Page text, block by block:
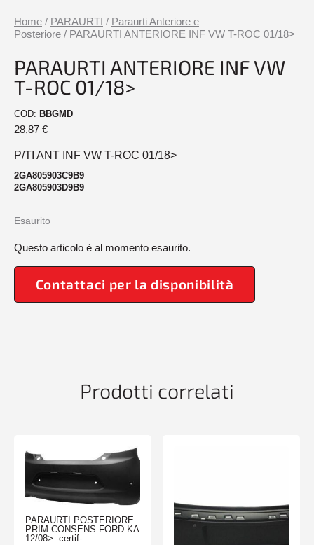
Home / PARAURTI / Paraurti Anteriore e
Posteriore / PARAURTI ANTERIORE INF VW T-ROC 01/18>
PARAURTI ANTERIORE INF VW
T-ROC 01/18>
COD: BBGMD
28,87 €
P/TI ANT INF VW T-ROC 01/18>
2GA805903C9B9
2GA805903D9B9
Esaurito
Questo articolo è al momento esaurito.
Contattaci per la disponibilità
Prodotti correlati
PARAURTI POSTERIORE
PRIM CONSENS FORD KA
12/08> -certif-